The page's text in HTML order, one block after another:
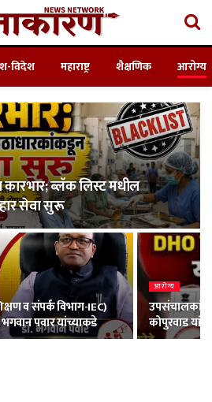
विदेश महाराष्ट्र शैक्षणिक आरोग्य
ब्लॅक लिस्ट मधील
सेवा सुरू
व संपर्क विभाग-IEC)
भगवान पवार यांच्याकडे
आरोग्य
कोपुरवाड